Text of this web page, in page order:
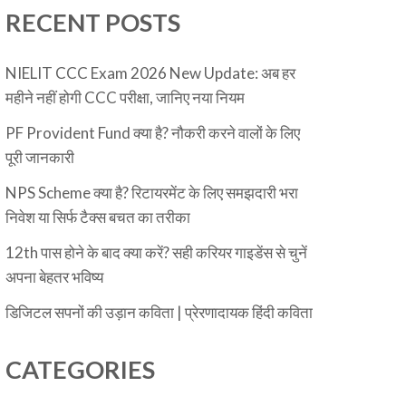
RECENT POSTS
NIELIT CCC Exam 2026 New Update: अब हर
महीने नहीं होगी CCC परीक्षा, जानिए नया नियम
PF Provident Fund क्या है? नौकरी करने वालों के लिए
पूरी जानकारी
NPS Scheme क्या है? रिटायरमेंट के लिए समझदारी भरा
निवेश या सिर्फ टैक्स बचत का तरीका
12th पास होने के बाद क्या करें? सही करियर गाइडेंस से चुनें
अपना बेहतर भविष्य
डिजिटल सपनों की उड़ान कविता | प्रेरणादायक हिंदी कविता
CATEGORIES